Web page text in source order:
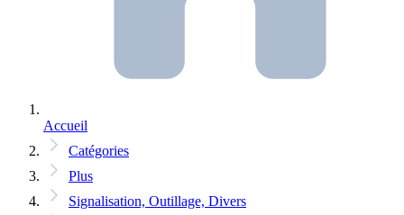
Accueil
Catégories
Plus
Signalisation, Outillage, Divers